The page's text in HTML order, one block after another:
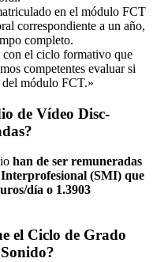
en el módulo FCT
correspondiente a un año,
completo.
con el ciclo formativo que
competentes evaluar si
del módulo FCT.»
de Vídeo Disc-
han de ser remuneradas
(SMI) que
día o 1.3903
el Ciclo de Grado